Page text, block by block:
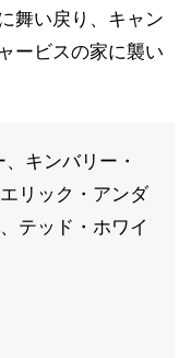
舞い戻り、キャン
ービスの家に襲い
キンバリー・
リック・アンダ
テッド・ホワイ